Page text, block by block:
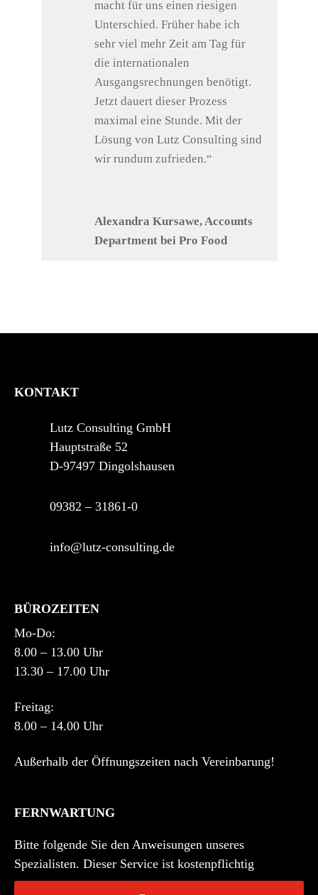
macht für uns einen riesigen
Unterschied. Früher habe ich
sehr viel mehr Zeit am Tag für
die internationalen
Ausgangsrechnungen benötigt.
Jetzt dauert dieser Prozess
maximal eine Stunde. Mit der
Lösung von Lutz Consulting sind
wir rundum zufrieden.“
Alexandra Kursawe, Accounts
Department bei Pro Food
KONTAKT
Lutz Consulting GmbH
Hauptstraße 52
D-97497 Dingolshausen
09382 – 31861-0
info@lutz-consulting.de
BÜROZEITEN
Mo-Do:
8.00 – 13.00 Uhr
13.30 – 17.00 Uhr
Freitag:
8.00 – 14.00 Uhr
Außerhalb der Öffnungszeiten nach Vereinbarung!
FERNWARTUNG
Bitte folgende Sie den Anweisungen unseres
Spezialisten. Dieser Service ist kostenpflichtig